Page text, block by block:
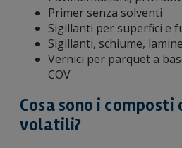
Primer senza solventi
Sigillanti per superfici e
Sigillanti, schiume,
Vernici per parquet a
COV
Cosa sono i composti
volatili?